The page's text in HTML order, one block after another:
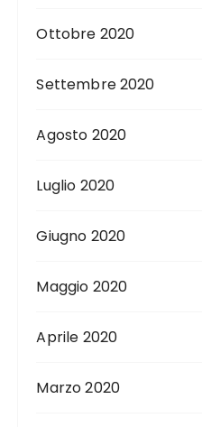
Ottobre 2020
Settembre 2020
Agosto 2020
Luglio 2020
Giugno 2020
Maggio 2020
Aprile 2020
Marzo 2020